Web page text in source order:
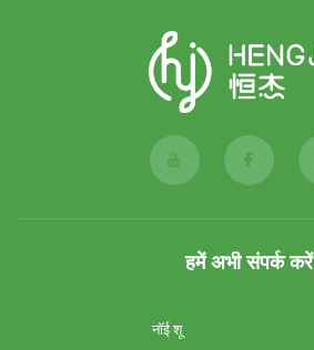
हमें अभी संपर्क करें
नॉई शू